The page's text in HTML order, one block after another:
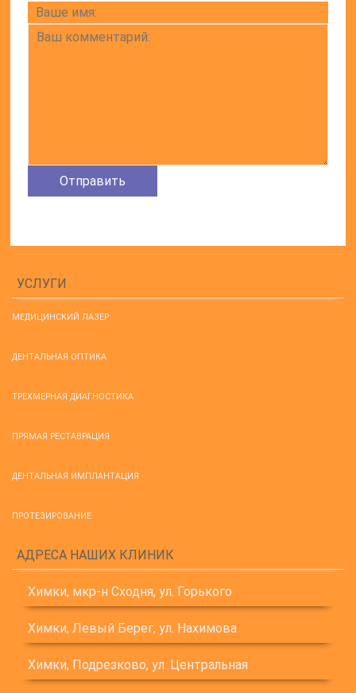
УСЛУГИ
МЕДИЦИНСКИЙ ЛАЗЕР
ДЕНТАЛЬНАЯ ОПТИКА
ТРЕХМЕРНАЯ ДИАГНОСТИКА
ПРЯМАЯ РЕСТАВРАЦИЯ
ДЕНТАЛЬНАЯ ИМПЛАНТАЦИЯ
ПРОТЕЗИРОВАНИЕ
АДРЕСА НАШИХ КЛИНИК
Химки, мкр-н Сходня, ул. Горького
Химки, Левый Берег, ул. Нахимова
Химки, Подрезково, ул. Центральная